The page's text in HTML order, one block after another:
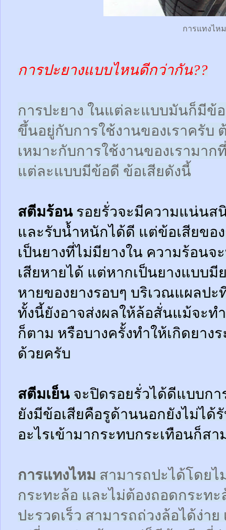
การแทงไหม
การปะยางแบบไหนดีกว่ากัน??
การปะยาง ในแต่ละแบบมันก็มีข้
ขึ้นอยู่กับการใช้งานของเราครับ
เหมาะกับการใช้งานของเรามา
แต่ละแบบมีข้อดี ข้อเสียดังนี้
สตีมร้อนรอยรั่วจะมีความแน่นส
และรับน้ำหนักได้ดี แต่ข้อเสียขอ
เป็นยางที่ไม่มียางใน ความร้อนจ
เสียหายได้ แต่หากเป็นยางแบบมี
หายของยางรอบๆ บริเวณแผลป
ทั้งนี้ยังอาจส่งผลให้ล้อสั่นแม้จะท
ก็ตาม หรือบางครั้งทำให้เกิดยา
ด้วยครับ
สตีมเย็นจะปิดรอยรั่วได้ดีแบบก
ยังมีข้อเสียคือรูด้านนอกยังไม่ได้
อะไรเข้ามากระทบกระเทือนก็ส
การแทงไหม สามารถปะได้โดยไ
กระทะล้อ และไม่ต้องถอดกระทะ
ปะรวดเร็ว สามารถถ่วงล้อได้ง่า